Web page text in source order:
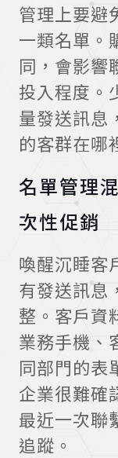
管理上要避
一類名單。
同，會影響
投入程度。
量發送訊息
的客群在哪
名單管理
次性促銷
喚醒沉睡客
有發送訊息
整。客戶資
業務手機、
同部門的表
企業很難確
最近一次聯
追蹤。